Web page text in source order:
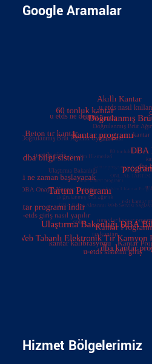
Google Aramalar
Hizmet Bölgelerimiz